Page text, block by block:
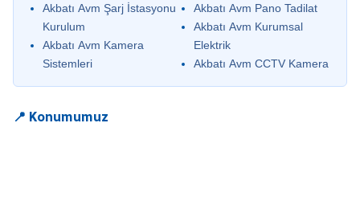
Akbatı Avm Şarj İstasyonu
Kurulum
Akbatı Avm Kamera
Sistemleri
Akbatı Avm Pano Tadilat
Akbatı Avm Kurumsal
Elektrik
Akbatı Avm CCTV Kamera
📍 Konumumuz